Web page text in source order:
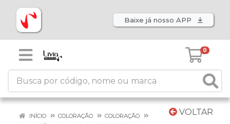
Baixe já nosso APP
0
VOLTAR
INÍCIO COLORAÇÃO
COLORAÇÃO